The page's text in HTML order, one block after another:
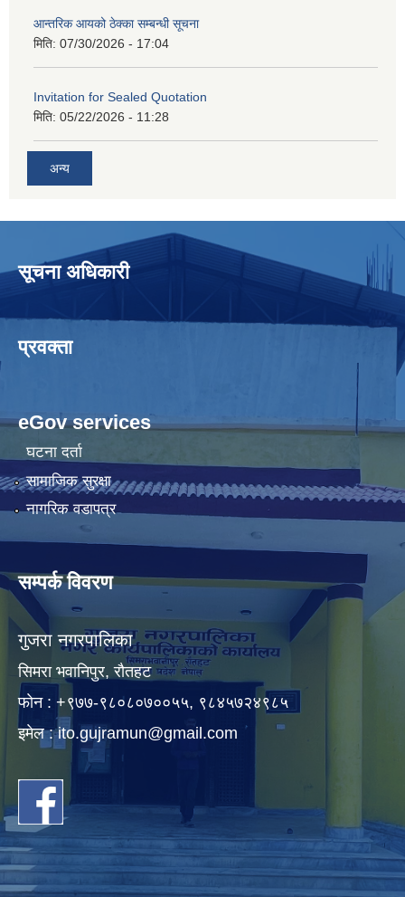
आन्तरिक आयको ठेक्का सम्बन्धी सूचना
मिति: 07/30/2026 - 17:04
Invitation for Sealed Quotation
मिति: 05/22/2026 - 11:28
अन्य
सूचना अधिकारी
प्रवक्ता
eGov services
घटना दर्ता
सामाजिक सुरक्षा
नागरिक वडापत्र
सम्पर्क विवरण
गुजरा नगरपालिका
सिमरा भवानिपुर, राैतहट
फाेन : +९७७-९८०८०७००५५, ९८४५७२४९८५
इमेल :ito.gujramun@gmail.com